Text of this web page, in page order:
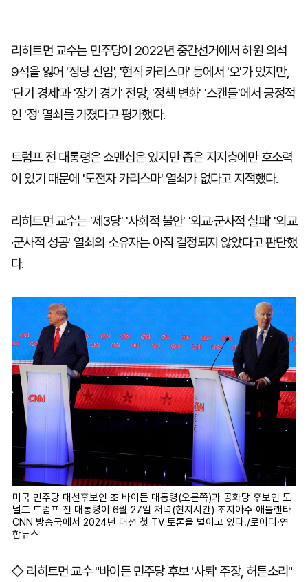
리히트먼 교수는 민주당이 2022년 중간선거에서 하원 의석
9석을 잃어 '정당 신임', '현직 카리스마' 등에서 '오'가 있지만,
'단기 경제'과 '장기 경기' 전망, '정책 변화' '스캔들'에서 긍정적
인 '정' 열쇠를 가졌다고 평가했다.
트럼프 전 대통령은 쇼맨십은 있지만 좁은 지지층에만 호소력
이 있기 때문에 '도전자 카리스마' 열쇠가 없다고 지적했다.
리히트먼 교수는 '제3당' '사회적 불안' '외교·군사적 실패' '외교
·군사적 성공' 열쇠의 소유자는 아직 결정되지 않았다고 판단했
다.
미국 민주당 대선후보인 조 바이든 대통령(오른쪽)과 공화당 후보인 도
널드 트럼프 전 대통령이 6월 27일 저녁(현지시간) 조지아주 애틀랜타
CNN 방송국에서 2024년 대선 첫 TV 토론을 벌이고 있다./로이터·연
합뉴스
◇ 리히트먼 교수 "바이든 민주당 후보 '사퇴' 주장, 허튼소리"